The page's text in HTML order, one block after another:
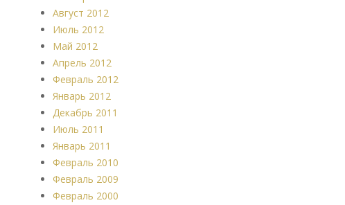
Август 2012
Июль 2012
Май 2012
Апрель 2012
Февраль 2012
Январь 2012
Декабрь 2011
Июль 2011
Январь 2011
Февраль 2010
Февраль 2009
Февраль 2000